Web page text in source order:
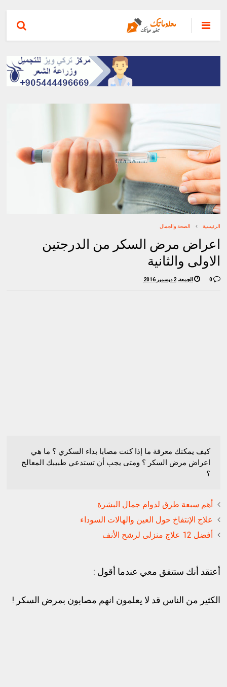
الرئيسية الصحة والجمال
اعراض مرض السكر من الدرجتين
الاولى والثانية
0 الجمعة، 2 ديسمبر 2016
كيف يمكنك معرفة ما إذا كنت مصابا بداء السكري ؟ ما هي
اعراض مرض السكر ؟ ومتى يجب أن تستدعي طبيبك المعالج
؟
أهم سبعة طرق لدوام جمال البشرة
علاج الإنتفاخ حول العين والهالات السوداء
أفضل 12 علاج منزلى لرشح الأنف
أعتقد أنك ستتفق معي عندما أقول :
الكثير من الناس قد لا يعلمون انهم مصابون بمرض السكر !